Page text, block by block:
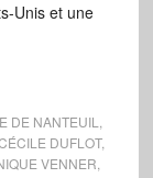
Unis et une
DE NANTEUIL
DUFLOT,
VENNER